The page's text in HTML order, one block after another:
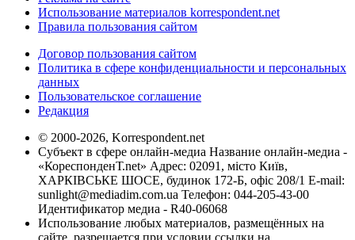
Использование материалов korrespondent.net
Правила пользования сайтом
Договор пользования сайтом
Политика в сфере конфиденциальности и персональных
данных
Пользовательское соглашение
Редакция
© 2000-2026, Korrespondent.net
Субъект в сфере онлайн-медиа Название онлайн-медиа -
«КореспонденТ.net» Адрес: 02091, місто Київ,
ХАРКІВСЬКЕ ШОСЕ, будинок 172-Б, офіс 208/1 E-mail:
sunlight@mediadim.com.ua Телефон: 044-205-43-00
Идентификатор медиа - R40-06068
Использование любых материалов, размещённых на
сайте, разрешается при условии ссылки на